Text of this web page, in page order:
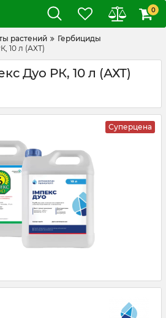
0
растений
Гербициды
10 л (АХТ)
Дуо РК, 10 л (АХТ)
Суперцена